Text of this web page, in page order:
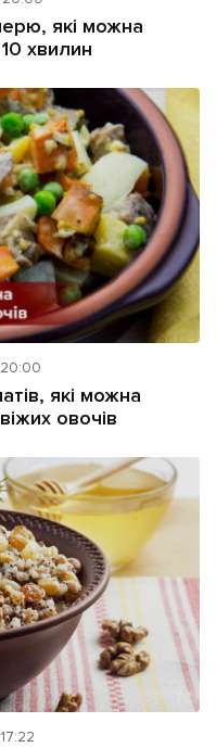
релізи
Відео
in Lviv
сайті
які можна
хвилин
20:00
які можна
овочів